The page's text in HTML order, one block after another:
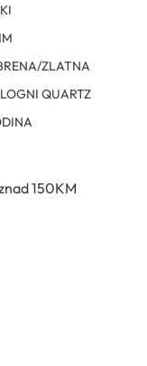
ZLATNA
QUARTZ
150KM